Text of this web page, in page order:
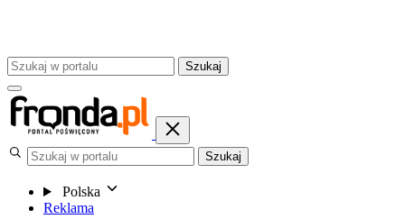
Szukaj
Szukaj
Polska
Reklama